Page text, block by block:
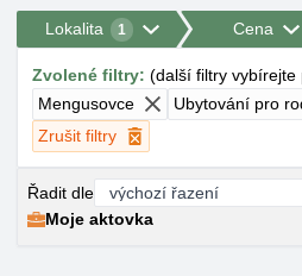
Lokalita 1 Cena
Zvolené filtry: (další filtry vybírejte
Mengusovce
Ubytování pro
Zrušit filtry
Řadit dle
Moje aktovka